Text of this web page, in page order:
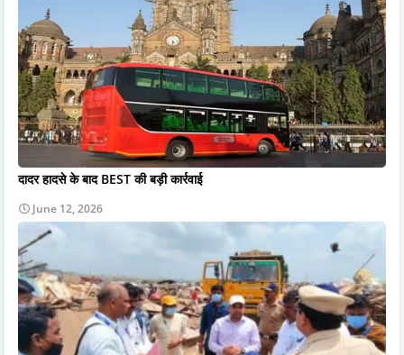
दादर हादसे के बाद BEST की बड़ी कार्रवाई
June 12, 2026